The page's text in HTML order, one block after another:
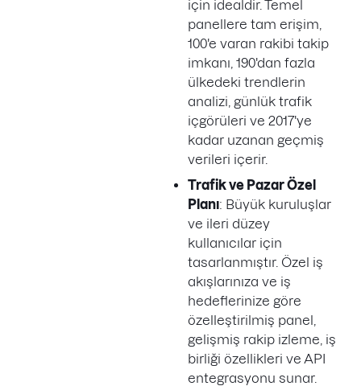
için idealdir. Temel
panellere tam erişim,
100'e varan rakibi takip
imkanı, 190'dan fazla
ülkedeki trendlerin
analizi, günlük trafik
içgörüleri ve 2017'ye
kadar uzanan geçmiş
verileri içerir.
Trafik ve Pazar Özel
Planı: Büyük kuruluşlar
ve ileri düzey
kullanıcılar için
tasarlanmıştır. Özel iş
akışlarınıza ve iş
hedeflerinize göre
özelleştirilmiş panel,
gelişmiş rakip izleme, iş
birliği özellikleri ve API
entegrasyonu sunar.